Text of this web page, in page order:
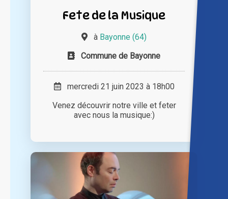
Fete de la Musique
à Bayonne (64)
Commune de Bayonne
mercredi 21 juin 2023 à 18h00
Venez découvrir notre ville et feter
avec nous la musique:)